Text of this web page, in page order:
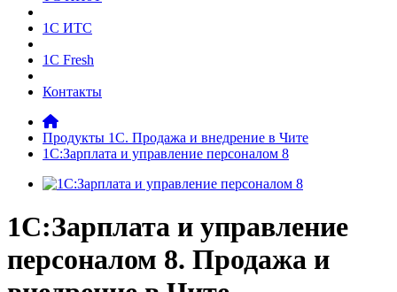
1С ИТС
1C Fresh
Контакты
Продукты 1С. Продажа и внедрение в Чите
1С:Зарплата и управление персоналом 8
1С:Зарплата и управление
персоналом 8. Продажа и